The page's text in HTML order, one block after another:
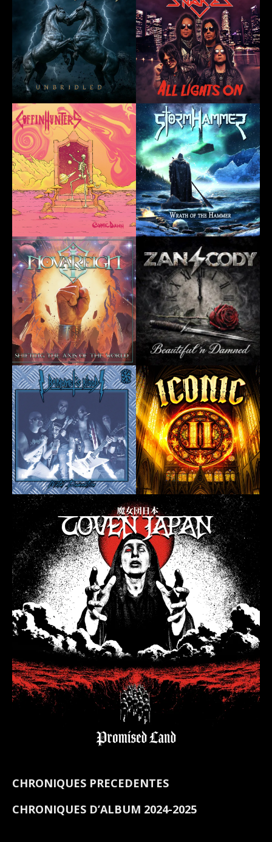
CHRONIQUES PRECEDENTES
CHRONIQUES D’ALBUM 2024-2025